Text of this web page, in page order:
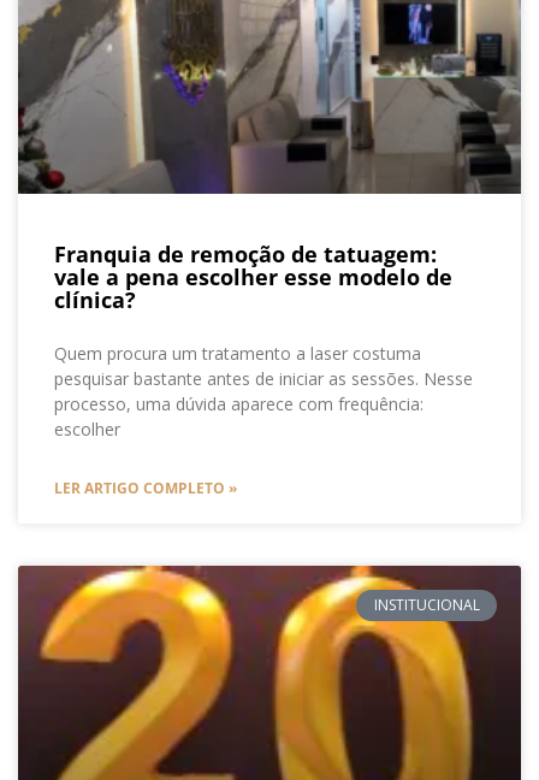
Franquia de remoção de tatuagem:
vale a pena escolher esse modelo de
clínica?
Quem procura um tratamento a laser costuma
pesquisar bastante antes de iniciar as sessões. Nesse
processo, uma dúvida aparece com frequência:
escolher
LER ARTIGO COMPLETO »
INSTITUCIONAL